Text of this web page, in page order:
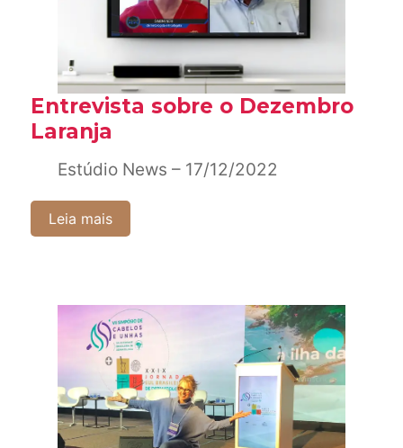
Entrevista sobre o Dezembro
Laranja
Estúdio News – 17/12/2022
Leia mais